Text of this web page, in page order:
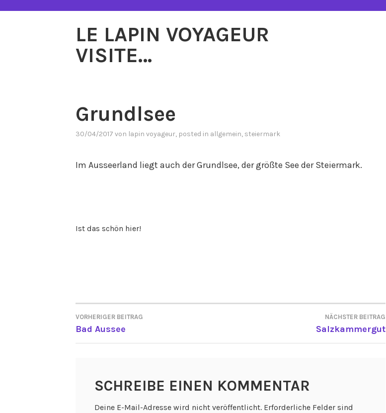
LE LAPIN VOYAGEUR
VISITE…
Grundlsee
30/04/2017 von lapin voyageur, posted in allgemein, steiermark
Im Ausseerland liegt auch der Grundlsee, der größte See der Steiermark.
Ist das schön hier!
BEITRAGSNAVIGATION
VORHERIGER BEITRAG
Bad Aussee
NÄCHSTER BEITRAG
Salzkammergut
SCHREIBE EINEN KOMMENTAR
Deine E-Mail-Adresse wird nicht veröffentlicht. Erforderliche Felder sind